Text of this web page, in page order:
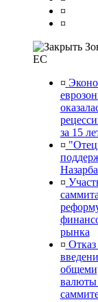
¤
¤
ЕС
¤
за 15
¤
¤
рынка
¤ Отказ
валюты